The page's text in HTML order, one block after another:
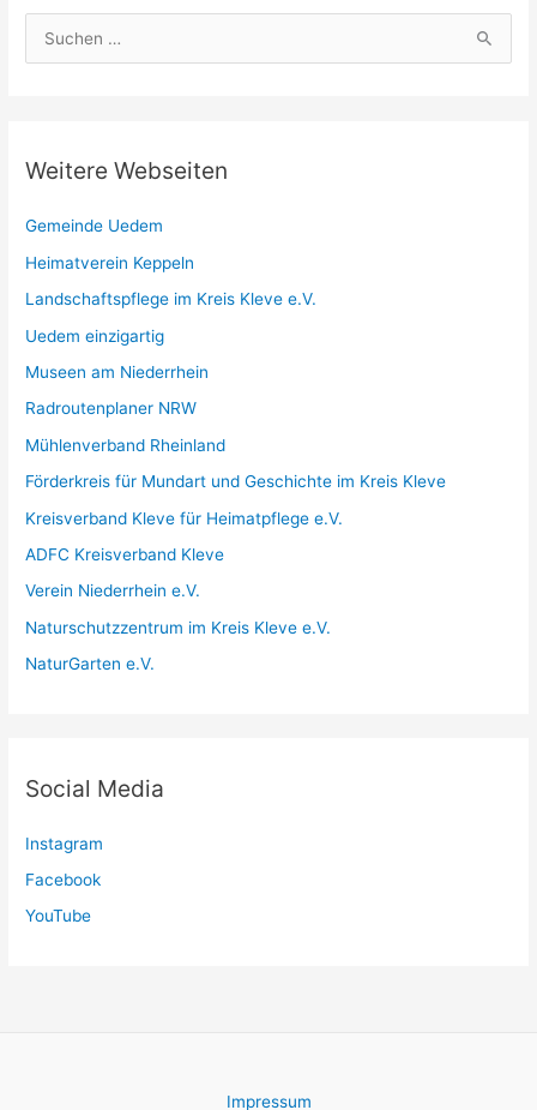
u
n
a
Weitere Webseiten
Gemeinde Uedem
Heimatverein Keppeln
Landschaftspflege im Kreis Kleve e.V.
Uedem einzigartig
Museen am Niederrhein
Radroutenplaner NRW
Mühlenverband Rheinland
Förderkreis für Mundart und Geschichte im Kreis Kleve
Kreisverband Kleve für Heimatpflege e.V.
ADFC Kreisverband Kleve
Verein Niederrhein e.V.
Naturschutzzentrum im Kreis Kleve e.V.
NaturGarten e.V.
Social Media
Instagram
Facebook
YouTube
Impressum